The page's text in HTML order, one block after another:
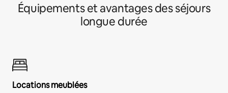
Équipements et avantages des séjours
longue durée
Locations meublées